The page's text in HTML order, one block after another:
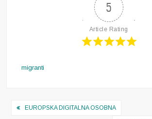
5
Article Rating
migranti
Navigacija
EUROPSKA DIGITALNA OSOBNA